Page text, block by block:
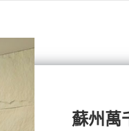
蘇州萬